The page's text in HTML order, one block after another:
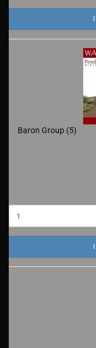
Baron Group (5)